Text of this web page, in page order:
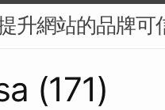
升網站的品牌可
(171)